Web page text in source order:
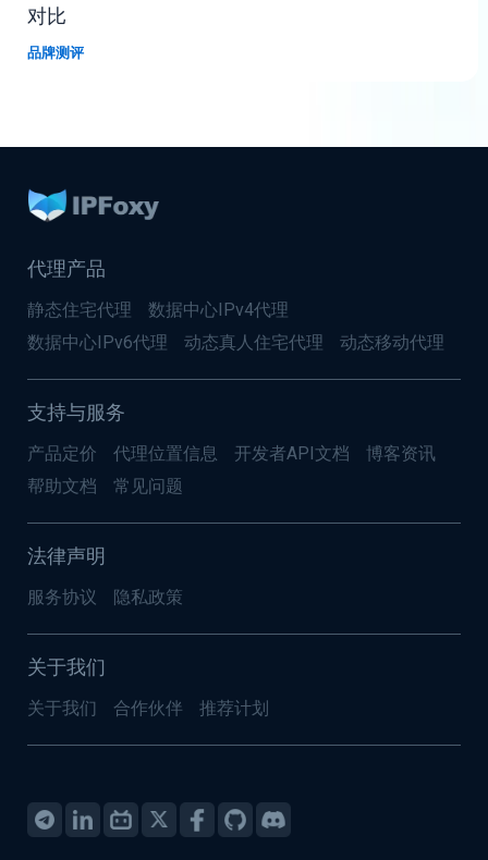
对比
品牌测评
代理产品
静态住宅代理
数据中心IPv4代理
数据中心IPv6代理
动态真人住宅代理 动态移动代理
支持与服务
产品定价 代理位置信息 开发者API文档
博客资讯
帮助文档
常见问题
法律声明
服务协议 隐私政策
关于我们
关于我们 合作伙伴 推荐计划